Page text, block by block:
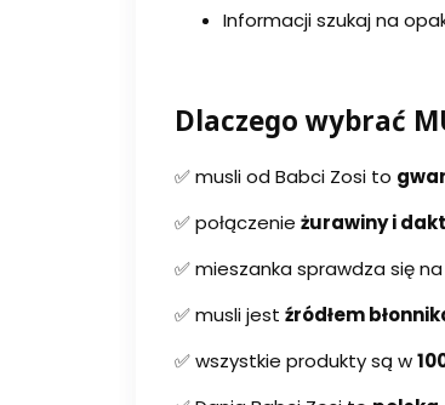
Informacji szukaj na
Dlaczego wybrać
✅ musli od Babci Zosi to
✅ połączenie żurawiny i
✅ mieszanka sprawdza się na
✅ musli jest źródłem
✅ wszystkie produkty są w